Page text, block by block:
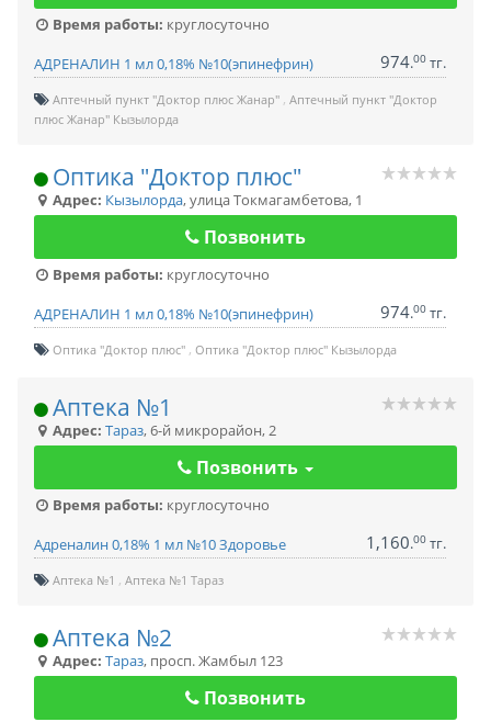
Время работы: круглосуточно
АДРЕНАЛИН 1 мл 0,18% №10(эпинефрин)
974.00 тг.
Аптечный пункт "Доктор плюс Жанар" Аптечный пункт "Доктор
плюс Жанар" Кызылорда
Оптика "Доктор плюс"
Адрес: Кызылорда,улица Токмагамбетова, 1
Позвонить
Время работы: круглосуточно
АДРЕНАЛИН 1 мл 0,18% №10(эпинефрин)
974.00 тг.
Оптика "Доктор плюс" Оптика "Доктор плюс" Кызылорда
Аптека №1
Адрес: Тараз,6-й микрорайон, 2
Позвонить
Время работы: круглосуточно
Адреналин 0,18% 1 мл №10 Здоровье
1,160.00 тг.
Аптека №1 Аптека №1 Тараз
Аптека №2
Адрес: Тараз, просп. Жамбыл 123
Позвонить